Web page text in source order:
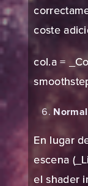
coste
col.a =
En lugar
escena
el shader